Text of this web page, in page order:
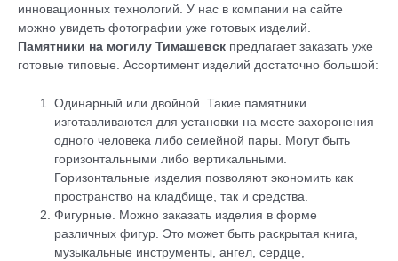
инновационных технологий. У нас в компании на сайте
можно увидеть фотографии уже готовых изделий.
Памятники на могилу Тимашевск предлагает заказать уже
готовые типовые. Ассортимент изделий достаточно большой:
Одинарный или двойной. Такие памятники
изготавливаются для установки на месте захоронения
одного человека либо семейной пары. Могут быть
горизонтальными либо вертикальными.
Горизонтальные изделия позволяют экономить как
пространство на кладбище, так и средства.
Фигурные. Можно заказать изделия в форме
различных фигур. Это может быть раскрытая книга,
музыкальные инструменты, ангел, сердце,